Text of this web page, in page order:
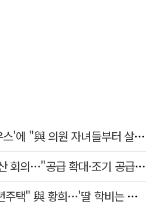
장동혁, 황희 '버스하우스'에 "與 의원 자녀들부터 살아보면 어떨까?"
李대통령, 6시간 부동산 회의…"공급 확대·조기 공급 과감히 실천"
"폐기 버스 개조해 청년주택" 與 황희…'딸 학비는 年 4200만원'